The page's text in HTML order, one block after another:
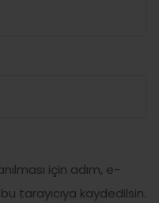
için adım, e-
tarayıcıya kaydedilsin.